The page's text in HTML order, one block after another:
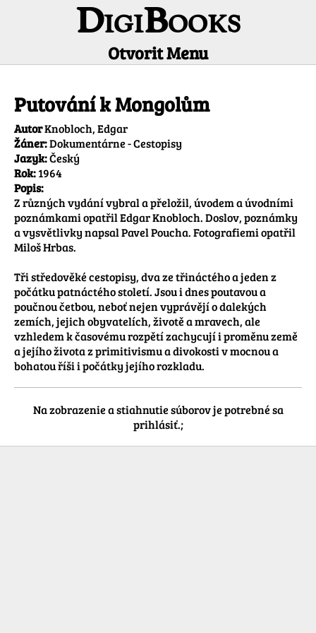
DigiBooks
Otvorit Menu
Putování k Mongolům
AutorKnobloch, Edgar
Žáner:Dokumentárne - Cestopisy
Jazyk:Český
Rok:1964
Popis:
Z různých vydání vybral a přeložil, úvodem a úvodními
poznámkami opatřil Edgar Knobloch. Doslov, poznámky
a vysvětlivky napsal Pavel Poucha. Fotografiemi opatřil
Miloš Hrbas.
Tři středověké cestopisy, dva ze třináctého a jeden z
počátku patnáctého století. Jsou i dnes poutavou a
poučnou četbou, neboť nejen vyprávějí o dalekých
zemích, jejich obyvatelích, životě a mravech, ale
vzhledem k časovému rozpětí zachycují i proměnu země
a jejího života z primitivismu a divokosti v mocnou a
bohatou říši i počátky jejího rozkladu.
Na zobrazenie a stiahnutie súborov je potrebné sa
prihlásiť.;